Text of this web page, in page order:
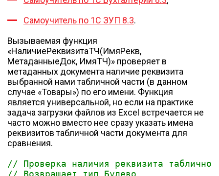
Самоучитель по 1С ЗУП 8.3.
Вызываемая функция
«НаличиеРеквизитаТЧ(ИмяРекв,
МетаданныеДок, ИмяТЧ)» проверяет в
метаданных документа наличие реквизита
выбранной нами табличной части (в данном
случае «Товары») по его имени. Функция
является универсальной, но если на практике
задача загрузки файлов из Excel встречается не
часто можно вместо нее сразу указать имена
реквизитов табличной части документа для
сравнения.
// Проверка наличия реквизита
// Возвращает тип Булево